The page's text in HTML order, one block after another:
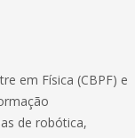
em Física (CBPF) e
de robótica,